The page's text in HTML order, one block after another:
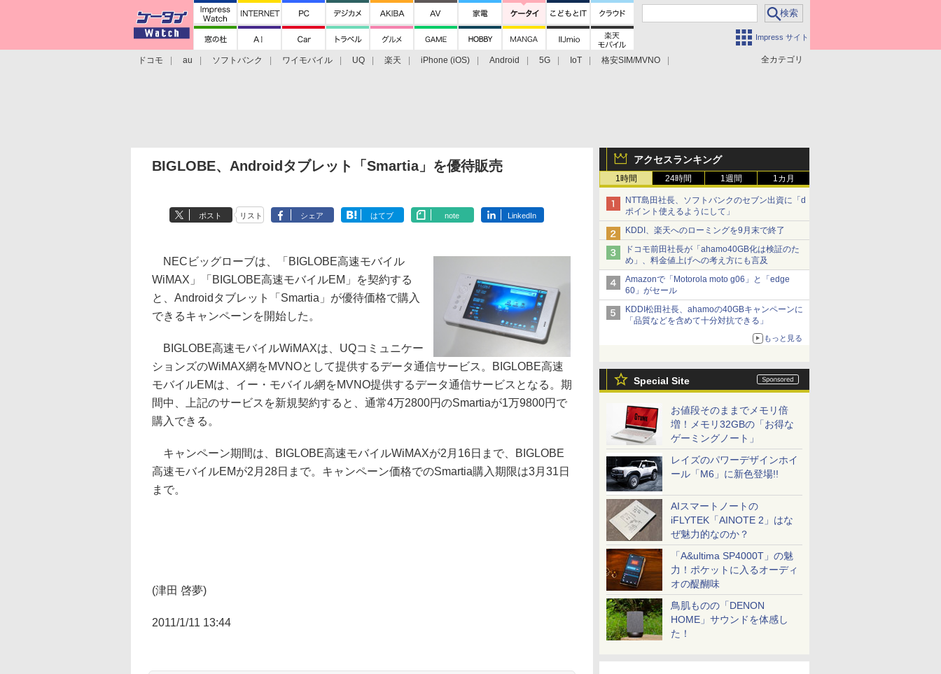
Impress サイト
全カテゴリ
ドコモ au ソフトバンク ワイモバイル UQ 楽天 iPhone (iOS) Android 5G IoT
格安SIM/MVNO
アクセスランキング
1時間 24時間 1週間 1カ月
NTT島田社長、ソフトバンクのセブン出資に「d
ポイント使えるようにして」
KDDI、楽天へのローミングを9月末で終了
ドコモ前田社長が「ahamo40GB化は検証のた
め」、料金値上げへの考え方にも言及
Amazonで「Motorola moto g06」と「edge
60」がセール
KDDI松田社長、ahamoの40GBキャンペーンに
「品質などを含めて十分対抗できる」
もっと見る
Special Site
お値段そのままでメモリ倍
増！メモリ32GBの「お得な
ゲーミングノート」
レイズのパワーデザインホイ
ール「M6」に新色登場!!
AIスマートノートの
iFLYTEK「AINOTE 2」はな
ぜ魅力的なのか？
「A&ultima SP4000T」の魅
力！ポケットに入るオーディ
オの醍醐味
鳥肌ものの「DENON
HOME」サウンドを体感し
た！
BIGLOBE、Androidタブレット「Smartia」を優待販売
ポスト リスト シェア はてブ note LinkedIn
NECビッグローブは、「BIGLOBE高速モバイル
WiMAX」「BIGLOBE高速モバイルEM」を契約する
と、Androidタブレット「Smartia」が優待価格で購入
できるキャンペーンを開始した。
BIGLOBE高速モバイルWiMAXは、UQコミュニケー
ションズのWiMAX網をMVNOとして提供するデータ通信サービス。BIGLOBE高速
モバイルEMは、イー・モバイル網をMVNO提供するデータ通信サービスとなる。期
間中、上記のサービスを新規契約すると、通常4万2800円のSmartiaが1万9800円で
購入できる。
キャンペーン期間は、BIGLOBE高速モバイルWiMAXが2月16日まで、BIGLOBE
高速モバイルEMが2月28日まで。キャンペーン価格でのSmartia購入期限は3月31日
まで。
(津田 啓夢)
2011/1/11 13:44